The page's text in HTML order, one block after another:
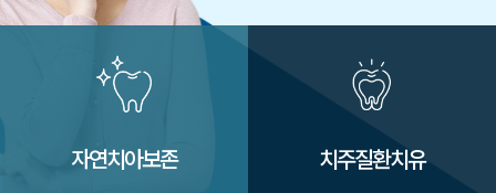
자연치아보존 치주질환치유